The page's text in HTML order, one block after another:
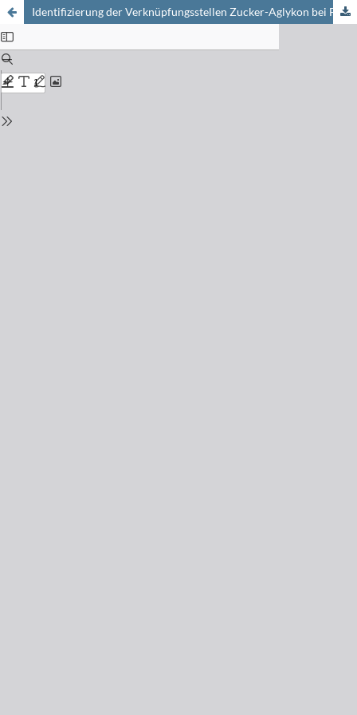
Identifizierung der Verknüpfungsstellen Zucker-Aglykon bei Flavonglykosiden mit Zirkulardichroismus